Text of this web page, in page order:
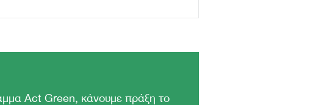
Act Green, κάνουμε πράξη το